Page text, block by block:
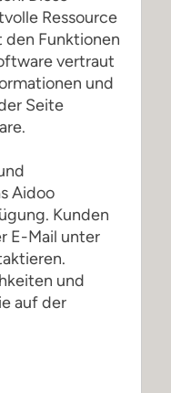
Ressource
den Funktionen
vertraut
und
Seite
Aidoo
Kunden
E-Mail unter
und
auf der